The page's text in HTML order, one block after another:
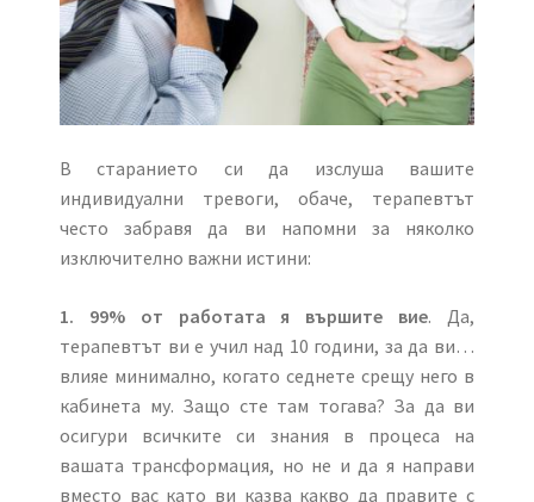
В старанието си да изслуша вашите
индивидуални тревоги, обаче, терапевтът
често забравя да ви напомни за няколко
изключително важни истини:
1. 99% от работата я вършите вие. Да,
терапевтът ви е учил над 10 години, за да ви…
влияе минимално, когато седнете срещу него в
кабинета му. Защо сте там тогава? За да ви
осигури всичките си знания в процеса на
вашата трансформация, но не и да я направи
вместо вас като ви казва какво да правите с